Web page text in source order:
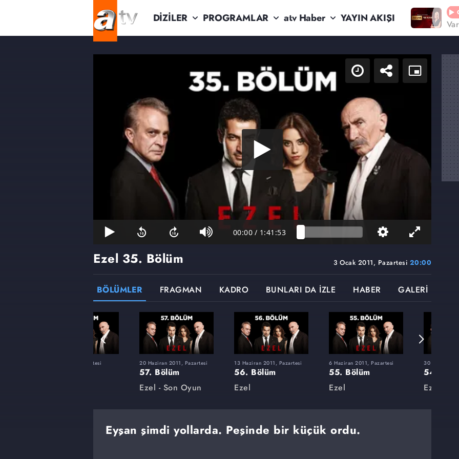
DİZİLER PROGRAMLAR atv Haber YAYIN AKIŞI
00:00 / 1:41:53
3 Ocak 2011, Pazartesi 20:00
Ezel 35. Bölüm
BÖLÜMLER FRAGMAN KADRO BUNLARI DA İZLE HABER GALERİ
7 Mart 2011, Pazartesi 20 Haziran 2011, Pazartesi
57. Bölüm
Ezel - Son Oyun
13 Haziran 2011, Pazartesi
56. Bölüm
Ezel
6 Haziran 2011, Pazartesi
55. Bölüm
Ezel
30 Mayıs
54. Bölüm
Ezel
Eyşan şimdi yollarda. Peşinde bir küçük ordu.